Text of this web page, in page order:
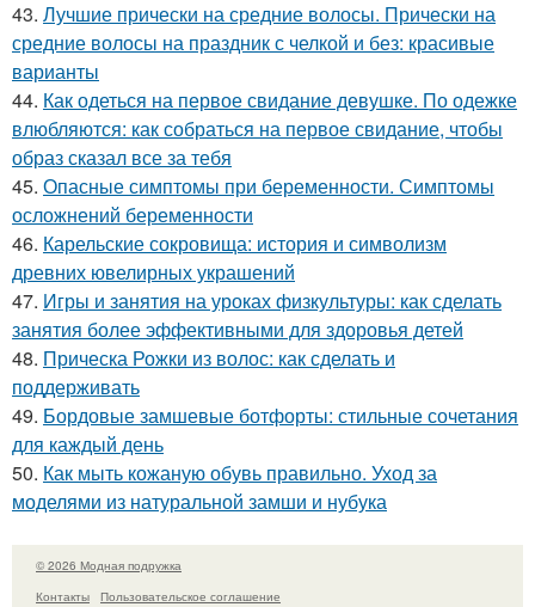
43. Лучшие прически на средние волосы. Прически на
средние волосы на праздник с челкой и без: красивые
варианты
44. Как одеться на первое свидание девушке. По одежке
влюбляются: как собраться на первое свидание, чтобы
образ сказал все за тебя
45. Опасные симптомы при беременности. Симптомы
осложнений беременности
46. Карельские сокровища: история и символизм
древних ювелирных украшений
47. Игры и занятия на уроках физкультуры: как сделать
занятия более эффективными для здоровья детей
48. Прическа Рожки из волос: как сделать и
поддерживать
49. Бордовые замшевые ботфорты: стильные сочетания
для каждый день
50. Как мыть кожаную обувь правильно. Уход за
моделями из натуральной замши и нубука
© 2026 Модная подружка
Контакты
Пользовательское соглашение